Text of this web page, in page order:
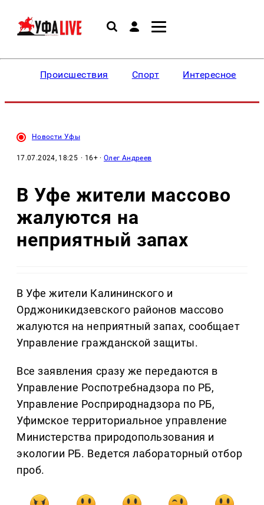
Происшествия Спорт Интересное
Новости Уфы
17.07.2024, 18:25 · 16+ ·Олег Андреев
В Уфе жители массово
жалуются на
неприятный запах
В Уфе жители Калининского и
Орджоникидзевского районов массово
жалуются на неприятный запах, сообщает
Управление гражданской защиты.
Все заявления сразу же передаются в
Управление Роспотребнадзора по РБ,
Управление Росприроднадзора по РБ,
Уфимское территориальное управление
Министерства природопользования и
экологии РБ. Ведется лабораторный отбор
проб.